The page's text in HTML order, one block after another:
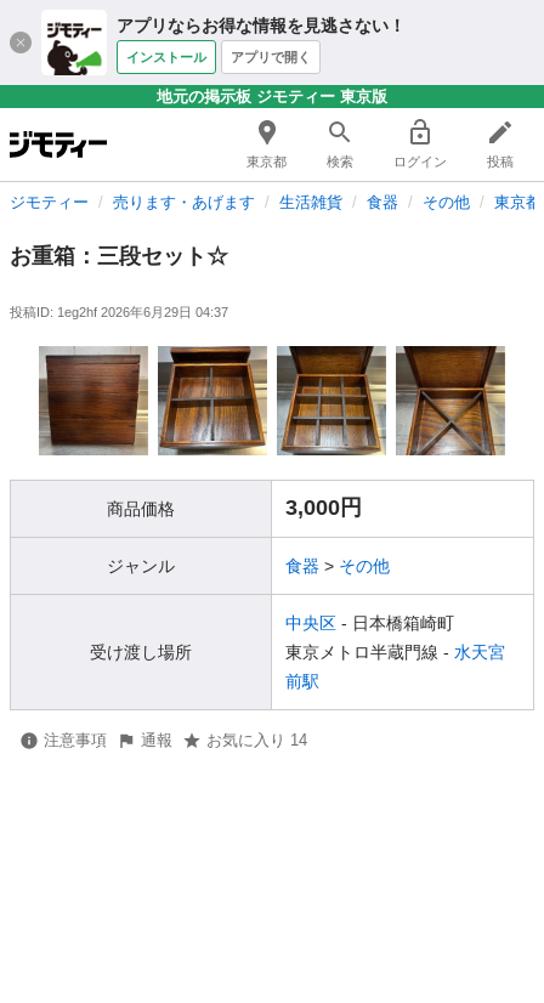
アプリならお得な情報を見逃さない！
インストール アプリで開く
地元の掲示板 ジモティー 東京版
東京都 検索 ログイン 投稿
ジモティー 売ります・あげます 生活雑貨 食器 その他 東京
お重箱：三段セット☆
投稿ID: 1eg2hf 2026年6月29日 04:37
商品価格 3,000円
ジャンル 食器 > その他
受け渡し場所
中央区 - 日本橋箱崎町
東京メトロ半蔵門線 - 水天宮
前駅
注意事項 通報 お気に入り 14